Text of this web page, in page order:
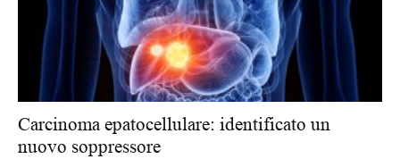
Carcinoma epatocellulare: identificato un
nuovo soppressore